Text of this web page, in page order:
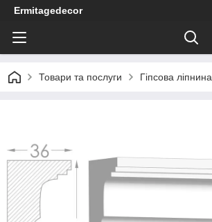
Ermitagedecor
Товари та послуги Гіпсова ліпнина